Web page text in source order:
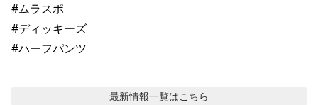
#ムラスポ
#ディッキーズ
#ハーフパンツ
最新情報一覧はこちら